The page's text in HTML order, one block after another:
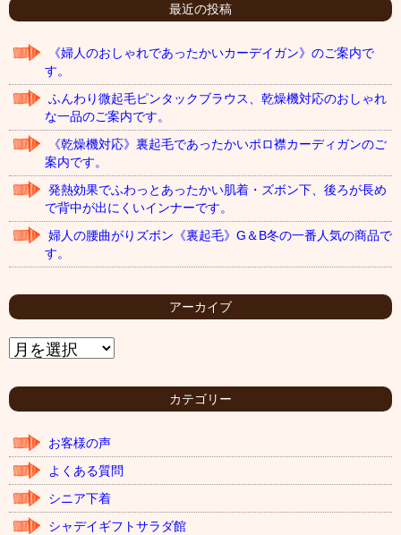
最近の投稿
《婦人のおしゃれであったかいカーデイガン》のご案内で
す。
ふんわり微起毛ピンタックブラウス、乾燥機対応のおしゃれ
な一品のご案内です。
《乾燥機対応》裏起毛であったかいポロ襟カーディガンのご
案内です。
発熱効果でふわっとあったかい肌着・ズボン下、後ろが長め
で背中が出にくいインナーです。
婦人の腰曲がりズボン《裏起毛》G＆B冬の一番人気の商品で
す。
アーカイブ
ア
ー
イ
カテゴリー
お客様の声
よくある質問
シニア下着
シャデイギフトサラダ館